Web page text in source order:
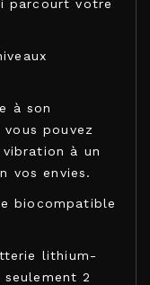
parcourt votre
à son
pouvez
vibration à un
vos envies.
biocompatible
lithium-
2